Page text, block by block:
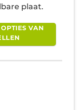
plaat.
VAN